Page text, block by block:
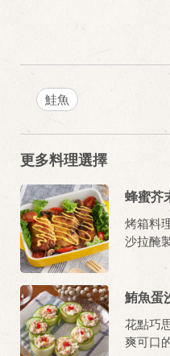
鮭魚
更多料理選擇
蜂蜜芥
烤箱料
沙拉醃
鮪魚蛋
花點巧
爽可口